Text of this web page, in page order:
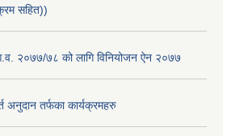
सहित))
२०७७/७८ को लागि विनियोजन ऐन २०७७
तर्फका कार्यक्रमहरु